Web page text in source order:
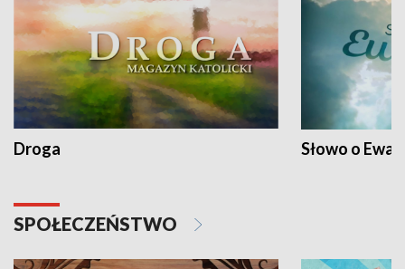
Droga Słowo o
SPOŁECZEŃSTWO